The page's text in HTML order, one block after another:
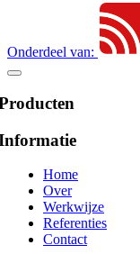
Onderdeel van:
Home
Over
Werkwijze
Referenties
Contact